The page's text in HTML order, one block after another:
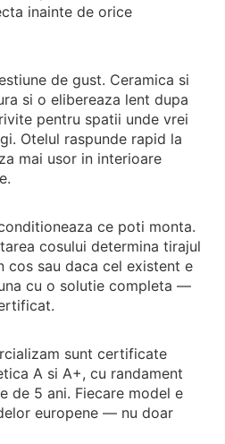
inainte de orice
de gust. Ceramica si
si o elibereaza lent dupa
pentru spatii unde vrei
Otelul raspunde rapid la
mai usor in interioare
ce poti monta.
cosului determina tirajul
cos sau daca cel existent e
cu o solutie completa —
sunt certificate
A si A+, cu randament
de 5 ani. Fiecare model e
europene — nu doar